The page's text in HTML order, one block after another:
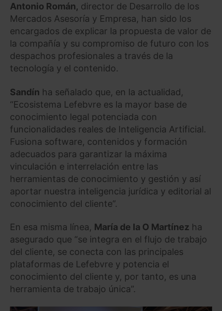
Antonio Román, director de Desarrollo de los
Mercados Asesoría y Empresa, han sido los
encargados de explicar la propuesta de valor de
la compañía y su compromiso de futuro con los
despachos profesionales a través de la
tecnología y el contenido.
Sandín ha señalado que, en la actualidad,
“Ecosistema Lefebvre es la mayor base de
conocimiento legal potenciada con
funcionalidades reales de Inteligencia Artificial.
Fusiona software, contenidos y formación
adecuados para garantizar la máxima
vinculación e interrelación entre las
herramientas de conocimiento y gestión y así
aportar nuestra inteligencia jurídica y editorial al
conocimiento del cliente”.
En esa misma línea, María de la O Martínez ha
asegurado que “se integra en el flujo de trabajo
del cliente, se conecta con las principales
plataformas de Lefebvre y potencia el
conocimiento del cliente y, por tanto, es una
herramienta de trabajo única”.